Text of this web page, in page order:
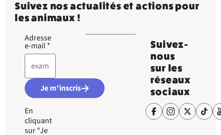
Suivez nos actualités et actions pour
les animaux !
Adresse
e-mail*
Je m'inscris
En
cliquant
sur “Je
Suivez-
nous
sur les
réseaux
sociaux